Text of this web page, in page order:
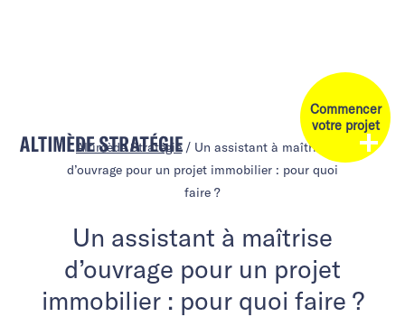
Commencer
votre projet
Altimède Stratégie/ Un assistant à maîtrise
d’ouvrage pour un projet immobilier : pour quoi
faire ?
Un assistant à maîtrise
d’ouvrage pour un projet
immobilier : pour quoi faire ?